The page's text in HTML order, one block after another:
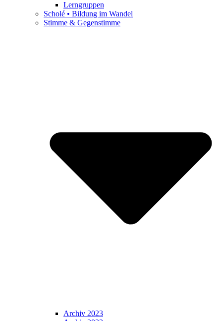
Lerngruppen
Scholé • Bildung im Wandel
Stimme & Gegenstimme
Archiv 2023